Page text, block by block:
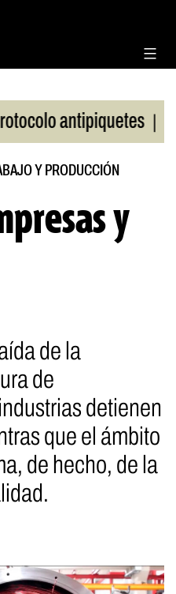
antipiquetes | FATE
Y PRODUCCIÓN
y
de la
de
detienen
que el ámbito
de hecho, de la